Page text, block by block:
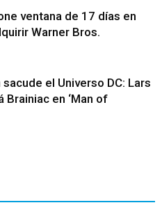
ventana de 17 días en
Warner Bros.
el Universo DC: Lars
Brainiac en ‘Man of